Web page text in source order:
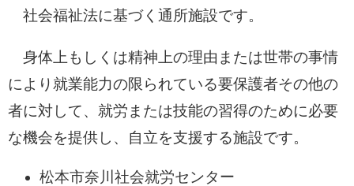
社会福祉法に基づく通所施設です。
身体上もしくは精神上の理由または世帯の事情
により就業能力の限られている要保護者その他の
者に対して、就労または技能の習得のために必要
な機会を提供し、自立を支援する施設です。
松本市奈川社会就労センター